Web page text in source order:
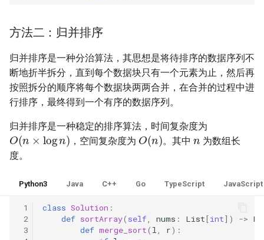
33. 二叉搜索树的后序遍历序
列
34. 二叉树中和为某一值的路
径
35. 复杂链表的复制
38. 字符串的排列
是 O(1) 的容器
31. 最近最少使用缓存
32. 有效的变位词
33. 变位词组
34. 外星语言是否排序
35. 最小时间差
36. 后缀表达式
4.12. 求和路径
5.1. 插入
5.2. 二进制数转字符串
5.3. 翻转数位
5.4. 下一个数
5.6. 整数转换
5.7. 配对交换
方法二：归并排序
归并排序是一种分治算法，其思想是将待排序的数据序列不
断地折半拆分，直到每个数据块只有一个元素为止，然后再
按照拆分的顺序将每个数据块两两合并，在合并的过程中进
行排序，最终得到一个有序的数据序列。
归并排序是一种稳定的排序算法，时间复杂度为
O(n×log )
，空间复杂度为
O(n)
。其中
n
为数组长
度。
Python3 Java C++ Go TypeScript JavaScript
1
2
3
class Solution :
def sortArray( self, nums : List[int]) ->
def merge_sort( l, r):